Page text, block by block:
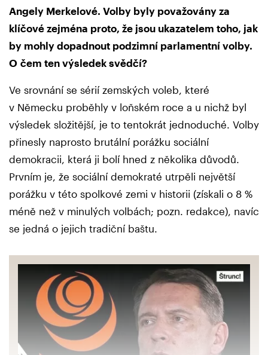
Angely Merkelové. Volby byly považovány za
klíčové zejména proto, že jsou ukazatelem toho, jak
by mohly dopadnout podzimní parlamentní volby.
O čem ten výsledek svědčí?
Ve srovnání se sérií zemských voleb, které
v Německu proběhly v loňském roce a u nichž byl
výsledek složitější, je to tentokrát jednoduché. Volby
přinesly naprosto brutální porážku sociální
demokracii, která ji bolí hned z několika důvodů.
Prvním je, že sociální demokraté utrpěli největší
porážku v této spolkové zemi v historii (získali o 8 %
méně než v minulých volbách; pozn. redakce), navíc
se jedná o jejich tradiční baštu.